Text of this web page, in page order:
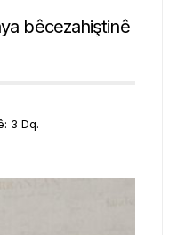
bêcezahiştinê
3 Dq.